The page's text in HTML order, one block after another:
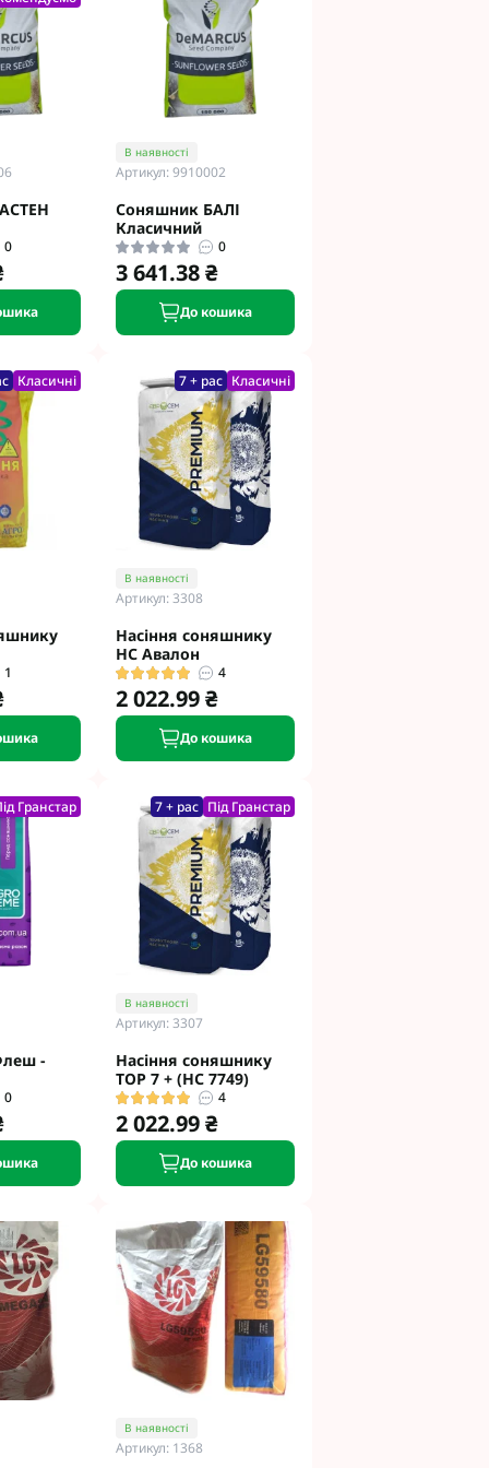
Під
0
В наявності
Артикул: 9910002
Соняшник БАЛІ
Класичний
0
3 641.38 ₴
До кошика
Класичні
1
7 + рас Класичні
В наявності
Артикул: 3308
Насіння соняшнику
НС Авалон
4
2 022.99 ₴
До кошика
Гранстар
-
0
7 + рас Під Гранстар
В наявності
Артикул: 3307
Насіння соняшнику
ТОР 7 + (НС 7749)
4
2 022.99 ₴
До кошика
В наявності
Артикул: 1368